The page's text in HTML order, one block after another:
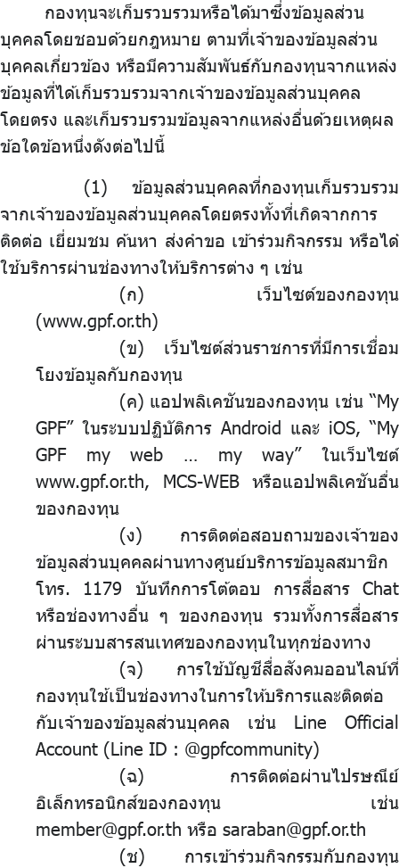
กองทุนจะเก็บรวบรวมหรือได้มาซึ่งข้อมูลส่วน
บุคคลโดยชอบด้วยกฎหมาย ตามที่เจ้าของข้อมูลส่วน
บุคคลเกี่ยวข้อง หรือมีความสัมพันธ์กับกองทุนจากแหล่ง
ข้อมูลที่ได้เก็บรวบรวมจากเจ้าของข้อมูลส่วนบุคคล
โดยตรง และเก็บรวบรวมข้อมูลจากแหล่งอื่นด้วยเหตุผล
ข้อใดข้อหนึ่งดังต่อไปนี้
ข้อมูลส่วนบุคคลที่กองทุนเก็บรวบรวม
จากเจ้าของข้อมูลส่วนบุคคลโดยตรงทั้งที่เกิดจากการ
ติดต่อ เยี่ยมชม ค้นหา ส่งคำขอ เข้าร่วมกิจกรรม หรือได้
ใช้บริการผ่านช่องทางให้บริการต่าง ๆ เช่น
(ก) เว็บไซต์ของกองทุน
(www.gpf.or.th)
(ข) เว็บไซต์ส่วนราชการที่มีการเชื่อม
โยงข้อมูลกับกองทุน
(ค) แอปพลิเคชันของกองทุน เช่น “My
GPF” ในระบบปฏิบัติการ Android และ iOS, “My
GPF my web … my way” ในเว็บไซต์
www.gpf.or.th, MCS-WEB หรือแอปพลิเคชันอื่น
ของกองทุน
(ง) การติดต่อสอบถามของเจ้าของ
ข้อมูลส่วนบุคคลผ่านทางศูนย์บริการข้อมูลสมาชิก
โทร. 1179 บันทึกการโต้ตอบ การสื่อสาร Chat
หรือช่องทางอื่น ๆ ของกองทุน รวมทั้งการสื่อสาร
ผ่านระบบสารสนเทศของกองทุนในทุกช่องทาง
(จ) การใช้บัญชีสื่อสังคมออนไลน์ที่
กองทุนใช้เป็นช่องทางในการให้บริการและติดต่อ
กับเจ้าของข้อมูลส่วนบุคคล เช่น Line Official
Account (Line ID : @gpfcommunity)
(ฉ) การติดต่อผ่านไปรษณีย์
อิเล็กทรอนิกส์ของกองทุน เช่น
member@gpf.or.th หรือ saraban@gpf.or.th
(ช) การเข้าร่วมกิจกรรมกับกองทุน